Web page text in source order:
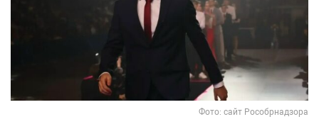
Фото: сайт Рособрнадзора